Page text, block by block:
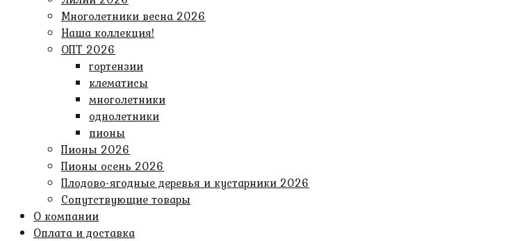
Многолетники весна 2026
Наша коллекция!
ОПТ 2026
гортензии
клематисы
многолетники
однолетники
пионы
Пионы 2026
Пионы осень 2026
Плодово-ягодные деревья и кустарники 2026
Сопутствующие товары
О компании
Оплата и доставка